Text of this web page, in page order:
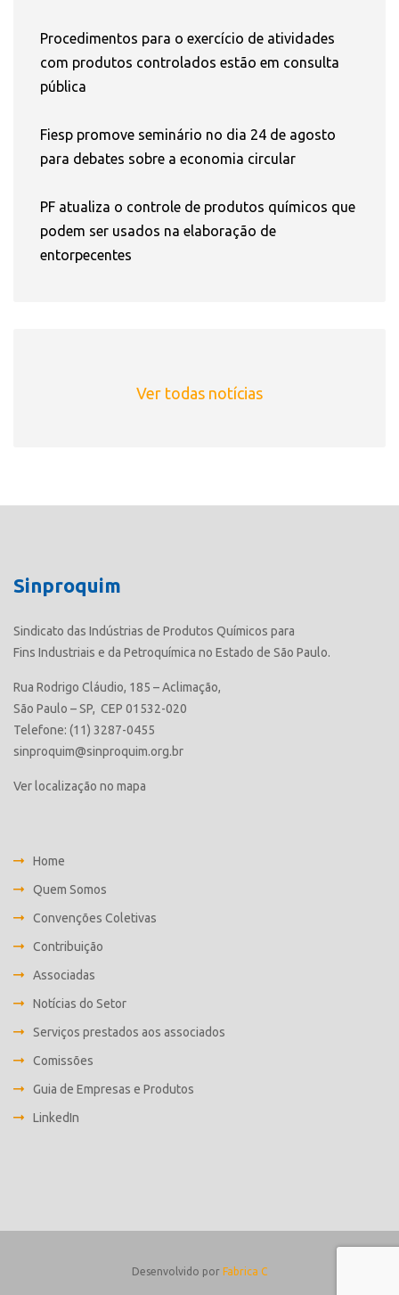
Procedimentos para o exercício de atividades
com produtos controlados estão em consulta
pública
Fiesp promove seminário no dia 24 de agosto
para debates sobre a economia circular
PF atualiza o controle de produtos químicos que
podem ser usados na elaboração de
entorpecentes
Ver todas notícias
Sinproquim
Sindicato das Indústrias de Produtos Químicos para
Fins Industriais e da Petroquímica no Estado de São Paulo.
Rua Rodrigo Cláudio, 185 – Aclimação,
São Paulo – SP, CEP 01532-020
Telefone: (11) 3287-0455
sinproquim@sinproquim.org.br
Ver localização no mapa
Home
Quem Somos
Convenções Coletivas
Contribuição
Associadas
Notícias do Setor
Serviços prestados aos associados
Comissões
Guia de Empresas e Produtos
LinkedIn
Desenvolvido por Fabrica C